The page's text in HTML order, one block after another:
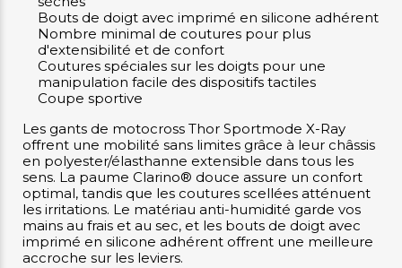
Bouts de doigt avec imprimé en silicone adhérent
Nombre minimal de coutures pour plus
d'extensibilité et de confort
Coutures spéciales sur les doigts pour une
manipulation facile des dispositifs tactiles
Coupe sportive
Les gants de motocross Thor Sportmode X-Ray
offrent une mobilité sans limites grâce à leur châssis
en polyester/élasthanne extensible dans tous les
sens. La paume Clarino® douce assure un confort
optimal, tandis que les coutures scellées atténuent
les irritations. Le matériau anti-humidité garde vos
mains au frais et au sec, et les bouts de doigt avec
imprimé en silicone adhérent offrent une meilleure
accroche sur les leviers.